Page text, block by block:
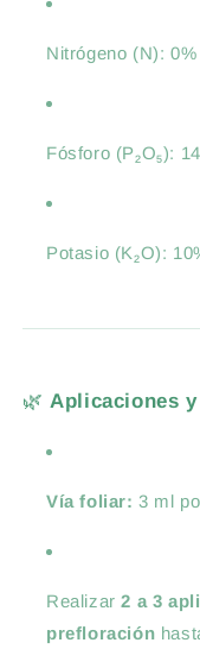
Nitrógeno (N): 0%
Fósforo (P₂O₅):
Potasio (K₂O):
🌿Aplicaciones
Vía foliar: 3 ml
Realizar2 a 3
prefloración